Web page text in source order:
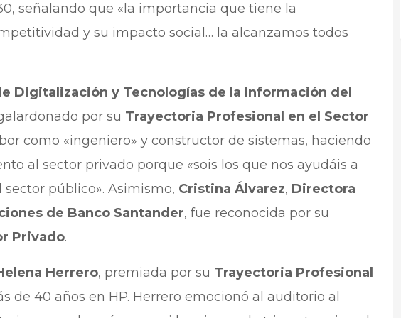
señalando que «la importancia que tiene la
y su impacto social… la alcanzamos todos
Digitalización y Tecnologías de la Información del
por su Trayectoria Profesional en el Sector
como «ingeniero» y constructor de sistemas, haciendo
al sector privado porque «sois los que nos ayudáis a
público». Asimismo, Cristina Álvarez, Directora
de Banco Santander, fue reconocida por su
Privado.
Herrero, premiada por su Trayectoria Profesional
de 40 años en HP. Herrero emocionó al auditorio al